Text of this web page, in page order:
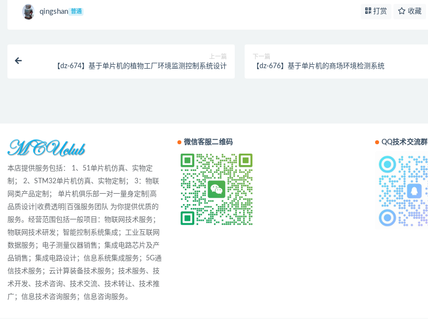
qingshan 普通 打赏 收藏
上一篇
【dz-674】基于单片机的植物工厂环境监测控制系统设计
下一篇
【dz-676】基于单片机的商场环境检测系统
本店提供服务包括： 1、51单片机仿真、实物定
制； 2、STM32单片机仿真、实物定制； 3：物联
网类产品定制； 单片机俱乐部一对一量身定制|高
品质设计|收费透明|百强服务团队 为你提供优质的
服务。经营范围包括一般项目：物联网技术服务；
物联网技术研发；智能控制系统集成；工业互联网
数据服务；电子测量仪器销售；集成电路芯片及产
品销售；集成电路设计；信息系统集成服务；5G通
信技术服务；云计算装备技术服务；技术服务、技
术开发、技术咨询、技术交流、技术转让、技术推
广；信息技术咨询服务；信息咨询服务。
微信客服二维码 QQ技术交流群